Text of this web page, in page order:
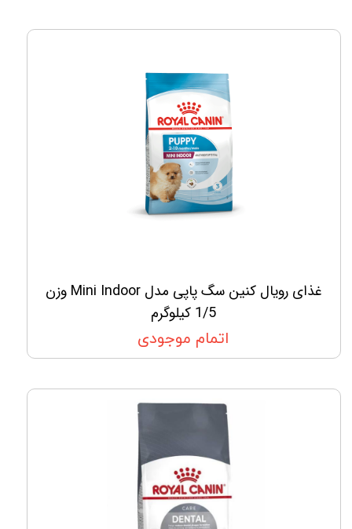
غذای رویال کنین سگ پاپی مدل Mini Indoor وزن
1/5 کیلوگرم
اتمام موجودی